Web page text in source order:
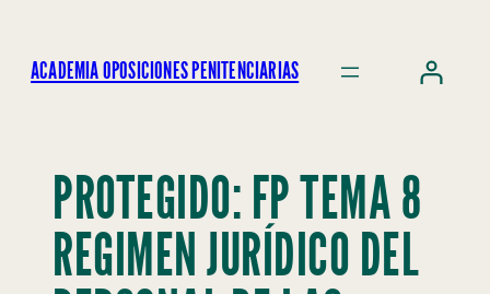
ACADEMIA OPOSICIONES PENITENCIARIAS
PROTEGIDO: FP TEMA 8
REGIMEN JURÍDICO DEL